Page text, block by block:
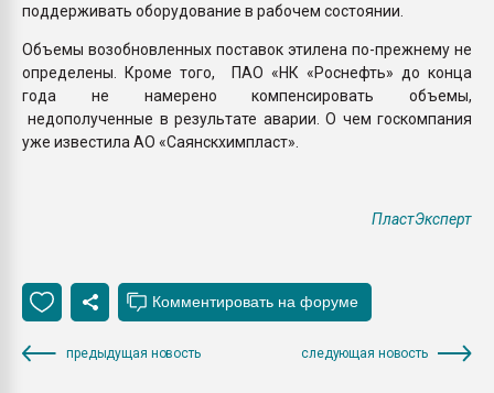
поддерживать оборудование в рабочем состоянии.
Объемы возобновленных поставок этилена по-прежнему не
определены. Кроме того, ПАО «НК «Роснефть» до конца
года не намерено компенсировать объемы,
недополученные в результате аварии. О чем госкомпания
уже известила АО «Саянскхимпласт».
ПластЭксперт
предыдущая новость следующая новость